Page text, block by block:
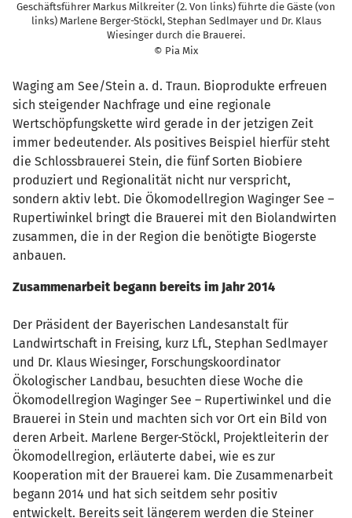
Geschäftsführer Markus Milkreiter (2. Von links) führte die Gäste (von
links) Marlene Berger-Stöckl, Stephan Sedlmayer und Dr. Klaus
Wiesinger durch die Brauerei.
© Pia Mix
Waging am See/Stein a. d. Traun. Bioprodukte erfreuen
sich steigender Nachfrage und eine regionale
Wertschöpfungskette wird gerade in der jetzigen Zeit
immer bedeutender. Als positives Beispiel hierfür steht
die Schlossbrauerei Stein, die fünf Sorten Biobiere
produziert und Regionalität nicht nur verspricht,
sondern aktiv lebt. Die Ökomodellregion Waginger See –
Rupertiwinkel bringt die Brauerei mit den Biolandwirten
zusammen, die in der Region die benötigte Biogerste
anbauen.
Zusammenarbeit begann bereits im Jahr 2014
Der Präsident der Bayerischen Landesanstalt für
Landwirtschaft in Freising, kurz LfL, Stephan Sedlmayer
und Dr. Klaus Wiesinger, Forschungskoordinator
Ökologischer Landbau, besuchten diese Woche die
Ökomodellregion Waginger See – Rupertiwinkel und die
Brauerei in Stein und machten sich vor Ort ein Bild von
deren Arbeit. Marlene Berger-Stöckl, Projektleiterin der
Ökomodellregion, erläuterte dabei, wie es zur
Kooperation mit der Brauerei kam. Die Zusammenarbeit
begann 2014 und hat sich seitdem sehr positiv
entwickelt. Bereits seit längerem werden die Steiner